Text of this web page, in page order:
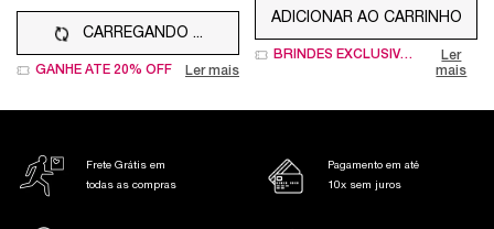
CARREGANDO ...
GANHE ATÉ 20% OFF Ler mais
ADICIONAR AO CARRINHO
BRINDES EXCLUSIVOS
Ler
mais
Frete Grátis em
todas as compras
Pagamento em até
10x sem juros